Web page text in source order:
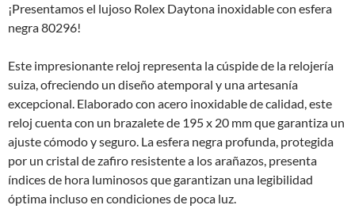
¡Presentamos el lujoso Rolex Daytona inoxidable con esfera
negra 80296!
Este impresionante reloj representa la cúspide de la relojería
suiza, ofreciendo un diseño atemporal y una artesanía
excepcional. Elaborado con acero inoxidable de calidad, este
reloj cuenta con un brazalete de 195 x 20 mm que garantiza un
ajuste cómodo y seguro. La esfera negra profunda, protegida
por un cristal de zafiro resistente a los arañazos, presenta
índices de hora luminosos que garantizan una legibilidad
óptima incluso en condiciones de poca luz.